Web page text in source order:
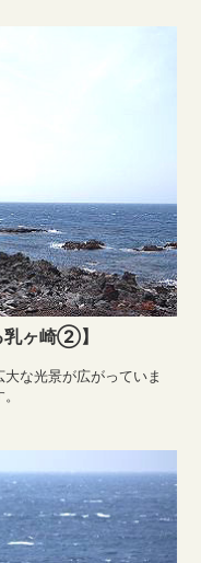
ヶ崎②】
な光景が広がっていま